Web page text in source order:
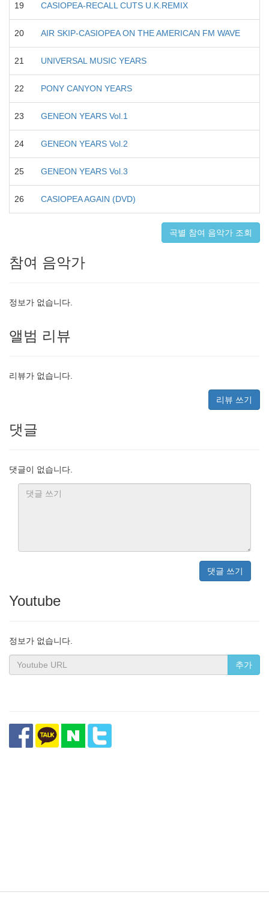
19 CASIOPEA-RECALL CUTS U.K.REMIX
20 AIR SKIP-CASIOPEA ON THE AMERICAN FM WAVE
21 UNIVERSAL MUSIC YEARS
22 PONY CANYON YEARS
23 GENEON YEARS Vol.1
24 GENEON YEARS Vol.2
25 GENEON YEARS Vol.3
26 CASIOPEA AGAIN (DVD)
곡별 참여 음악가 조회
참여 음악가
정보가 없습니다.
앨범 리뷰
리뷰가 없습니다.
리뷰 쓰기
댓글
댓글이 없습니다.
댓글 쓰기
Youtube
정보가 없습니다.
추가